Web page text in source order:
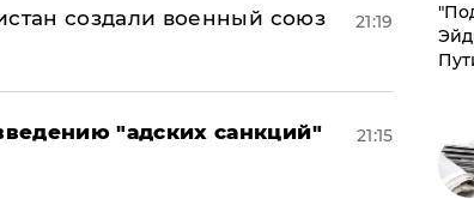
создали военный союз
21:19
"адских санкций"
21:15